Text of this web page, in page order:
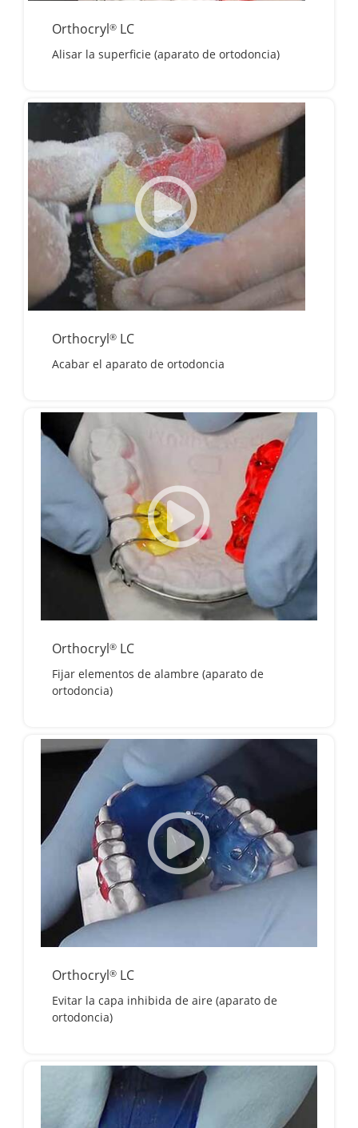
Orthocryl® LC
Alisar la superficie (aparato de ortodoncia)
Orthocryl® LC
Acabar el aparato de ortodoncia
Orthocryl® LC
Fijar elementos de alambre (aparato de
ortodoncia)
Orthocryl® LC
Evitar la capa inhibida de aire (aparato de
ortodoncia)